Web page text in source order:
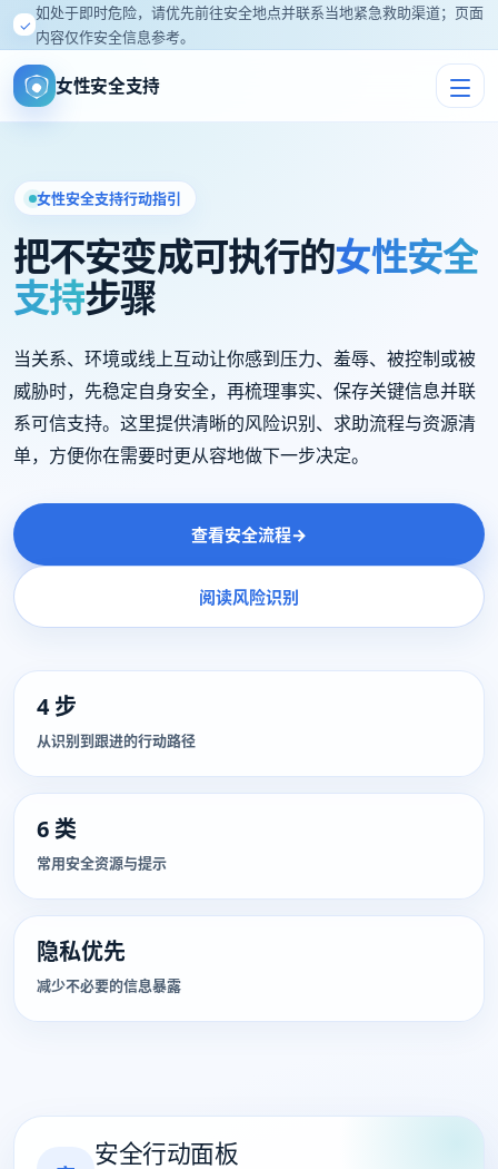
✓
如处于即时危险，请优先前往安全地点并联系当地紧急救助渠道；页面
内容仅作安全信息参考。
女性安全支持
女性安全支持行动指引
把不安变成可执行的女性安全
支持步骤
当关系、环境或线上互动让你感到压力、羞辱、被控制或被
威胁时，先稳定自身安全，再梳理事实、保存关键信息并联
系可信支持。这里提供清晰的风险识别、求助流程与资源清
单，方便你在需要时更从容地做下一步决定。
查看安全流程→
阅读风险识别
4 步
从识别到跟进的行动路径
6 类
常用安全资源与提示
隐私优先
减少不必要的信息暴露
安全行动面板